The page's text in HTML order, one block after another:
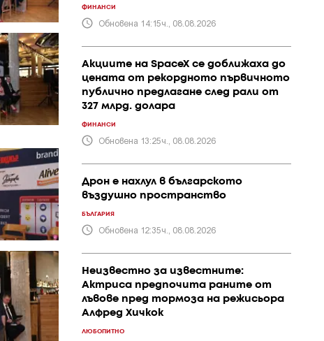
ФИНАНСИ
Обновена 14:15ч., 08.08.2026
Акциите на SpaceX се доближаха до
цената от рекордното първичното
публично предлагане след рали от
327 млрд. долара
ФИНАНСИ
Обновена 13:25ч., 08.08.2026
Дрон е нахлул в българското
въздушно пространство
БЪЛГАРИЯ
Обновена 12:35ч., 08.08.2026
Неизвестно за известните:
Актриса предпочита раните от
лъвове пред тормоза на режисьора
Алфред Хичкок
ЛЮБОПИТНО